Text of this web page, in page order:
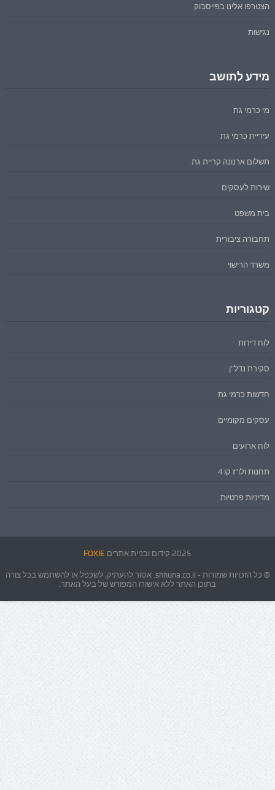
הצטרפו אלינו בפייסבוק
נגישות
מידע לתושב
מי כרמי גת
עיריית כרמי גת
תשלום ארנונה קריית גת
שירות לעסקים
בית משפט
תחבורה ציבורית
משרד הרישוי
קטגוריות
לוח דירות
סקירת נדל"ן
חדשות כרמי גת
עסקים מקומיים
לוח ארועים
תחנות ולו"ז קו 4
מדיניות פרטיות
2025 קידום ובניית אתרים FOXIE
© כל הזכויות שמורות - shhuna.co.il. אסור להעתיק, לשכפל או להשתמש בכל צורה
בתוכן האתר ללא אישורו המפורש של בעל האתר.